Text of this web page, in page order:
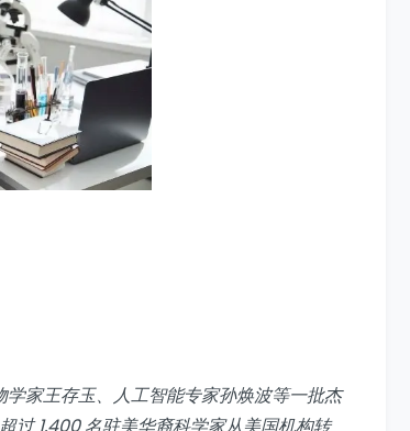
家王存玉、人工智能专家孙焕波等一批杰
过 1,400 名驻美华裔科学家从美国机构转